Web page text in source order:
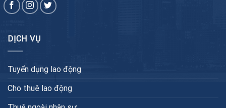
DỊCH VỤ
Tuyển dụng lao động
Cho thuê lao động